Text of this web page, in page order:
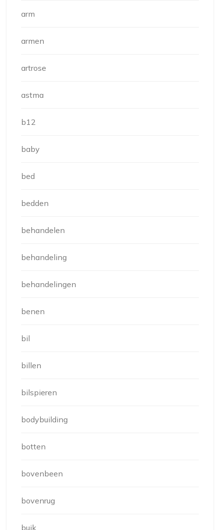
arm
armen
artrose
astma
b12
baby
bed
bedden
behandelen
behandeling
behandelingen
benen
bil
billen
bilspieren
bodybuilding
botten
bovenbeen
bovenrug
buik